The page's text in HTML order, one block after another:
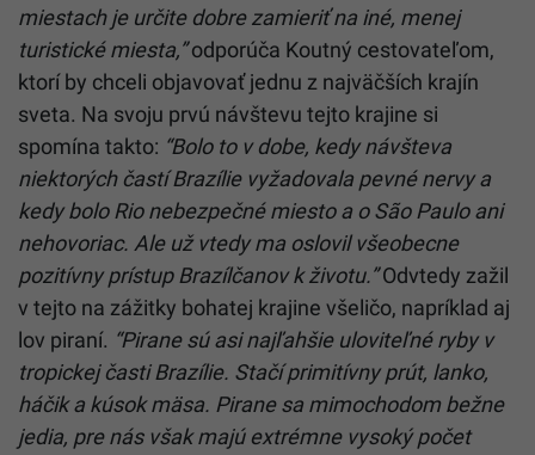
miestach je určite dobre zamieriť na iné, menej
turistické miesta,”odporúča Koutný cestovateľom,
ktorí by chceli objavovať jednu z najväčších krajín
sveta. Na svoju prvú návštevu tejto krajine si
spomína takto: “Bolo to v dobe, kedy návšteva
niektorých častí Brazílie vyžadovala pevné nervy a
kedy bolo Rio nebezpečné miesto a o São Paulo ani
nehovoriac. Ale už vtedy ma oslovil všeobecne
pozitívny prístup Brazílčanov k životu.”Odvtedy zažil
v tejto na zážitky bohatej krajine všeličo, napríklad aj
lov piraní. “Pirane sú asi najľahšie uloviteľné ryby v
tropickej časti Brazílie. Stačí primitívny prút, lanko,
háčik a kúsok mäsa. Pirane sa mimochodom bežne
jedia, pre nás však majú extrémne vysoký počet